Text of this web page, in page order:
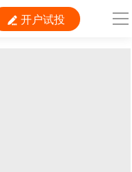
 开户试投
导